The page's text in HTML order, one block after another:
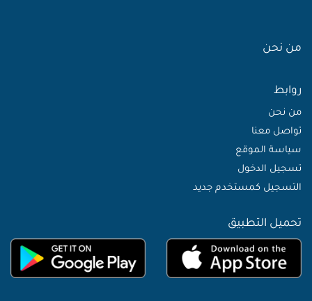
من نحن
روابط
من نحن
تواصل معنا
سياسة الموقع
تسجيل الدخول
التسجيل كمستخدم جديد
تحميل التطبيق